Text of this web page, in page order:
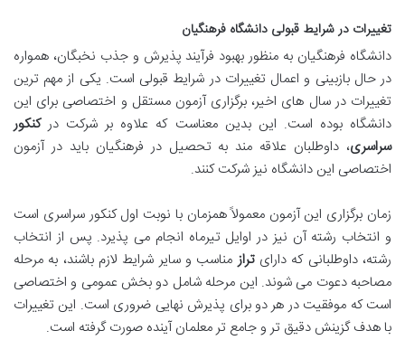
تغییرات در شرایط قبولی دانشگاه فرهنگیان
دانشگاه فرهنگیان به منظور بهبود فرآیند پذیرش و جذب نخبگان، همواره
در حال بازبینی و اعمال تغییرات در شرایط قبولی است. یکی از مهم ترین
تغییرات در سال های اخیر، برگزاری آزمون مستقل و اختصاصی برای این
دانشگاه بوده است. این بدین معناست که علاوه بر شرکت درکنکور
سراسری، داوطلبان علاقه مند به تحصیل در فرهنگیان باید در آزمون
اختصاصی این دانشگاه نیز شرکت کنند.
زمان برگزاری این آزمون معمولاً همزمان با نوبت اول کنکور سراسری است
و انتخاب رشته آن نیز در اوایل تیرماه انجام می پذیرد. پس از انتخاب
رشته، داوطلبانی که دارایتراز مناسب و سایر شرایط لازم باشند، به مرحله
مصاحبه دعوت می شوند. این مرحله شامل دو بخش عمومی و اختصاصی
است که موفقیت در هر دو برای پذیرش نهایی ضروری است. این تغییرات
با هدف گزینش دقیق تر و جامع تر معلمان آینده صورت گرفته است.